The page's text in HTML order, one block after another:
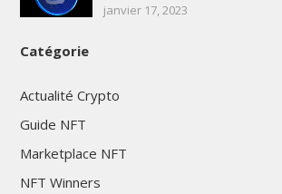
janvier 17, 2023
Catégorie
Actualité Crypto
Guide NFT
Marketplace NFT
NFT Winners